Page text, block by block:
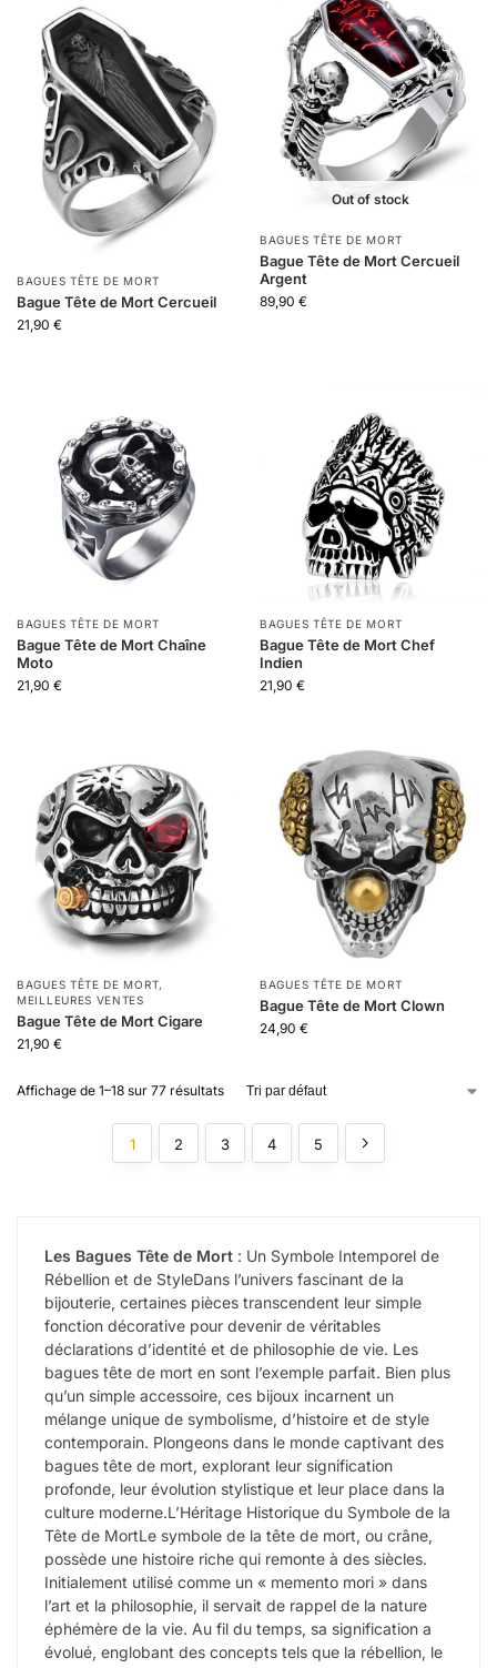
BAGUES TÊTE DE MORT
Bague Tête de Mort Cercueil
21,90 €
Out of stock
BAGUES TÊTE DE MORT
Bague Tête de Mort Cercueil
Argent
89,90 €
BAGUES TÊTE DE MORT
Bague Tête de Mort Chaîne
Moto
21,90 €
BAGUES TÊTE DE MORT
Bague Tête de Mort Chef
Indien
21,90 €
BAGUES TÊTE DE MORT,
MEILLEURES VENTES
Bague Tête de Mort Cigare
21,90 €
BAGUES TÊTE DE MORT
Bague Tête de Mort Clown
24,90 €
Affichage de 1–18 sur 77 résultats
1 2 3 4 5
Les Bagues Tête de Mort : Un Symbole Intemporel de
Rébellion et de StyleDans l’univers fascinant de la
bijouterie, certaines pièces transcendent leur simple
fonction décorative pour devenir de véritables
déclarations d’identité et de philosophie de vie. Les
bagues tête de mort en sont l’exemple parfait. Bien plus
qu’un simple accessoire, ces bijoux incarnent un
mélange unique de symbolisme, d’histoire et de style
contemporain. Plongeons dans le monde captivant des
bagues tête de mort, explorant leur signification
profonde, leur évolution stylistique et leur place dans la
culture moderne.L’Héritage Historique du Symbole de la
Tête de MortLe symbole de la tête de mort, ou crâne,
possède une histoire riche qui remonte à des siècles.
Initialement utilisé comme un « memento mori » dans
l’art et la philosophie, il servait de rappel de la nature
éphémère de la vie. Au fil du temps, sa signification a
évolué, englobant des concepts tels que la rébellion, le